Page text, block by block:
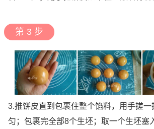
第 3 步
3.推饼皮直到包裹住整个馅料，用手搓一
匀；包裹完全部8个生坯；取一个生坯塞